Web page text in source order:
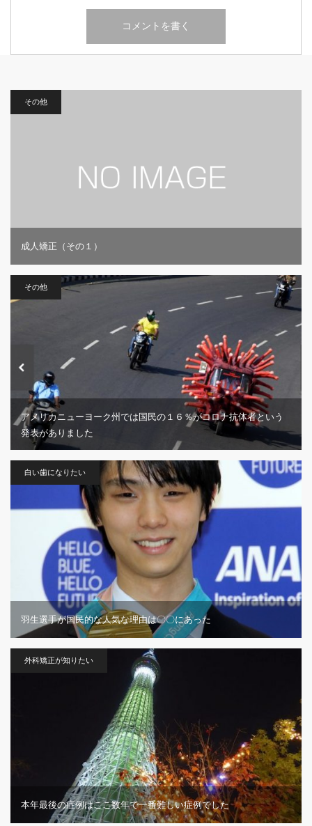
その他
成人矯正（その１）
その他
アメリカニューヨーク州では国民の１６％がコロナ抗体者という
発表がありました
白い歯になりたい
羽生選手が国民的な人気な理由は〇〇にあった
外科矯正が知りたい
本年最後の症例はここ数年で一番難しい症例でした